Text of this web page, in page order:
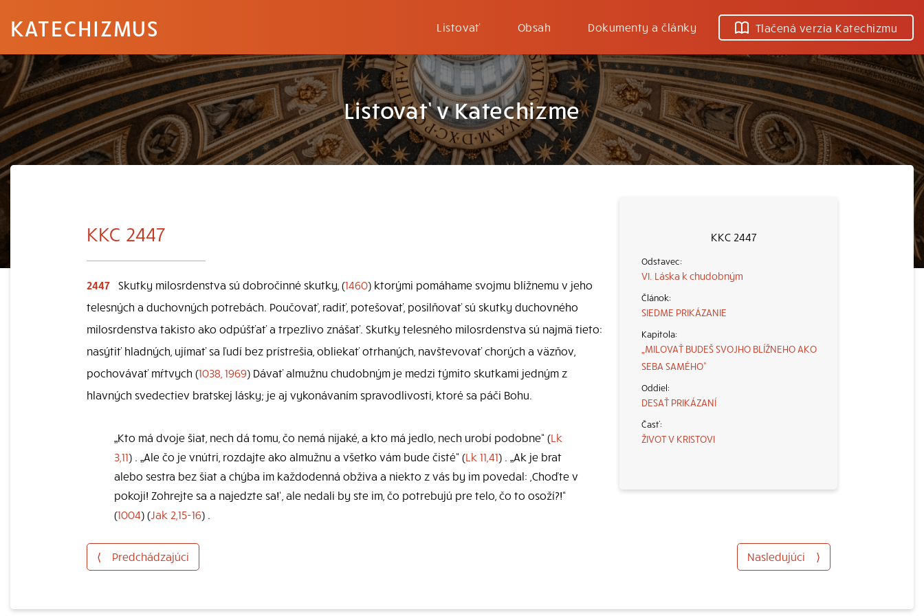
KATECHIZMUS Listovať Obsah Dokumenty a články Tlačená verzia Katechizmu
Listovať v Katechizme
KKC 2447
VI. Láska k chudobným
SIEDME PRIKÁZANIE
„MILOVAŤ BUDEŠ SVOJHO BLÍŽNEHO AKO
SEBA SAMÉHO“
DESAŤ PRIKÁZANÍ
ŽIVOT V KRISTOVI
KKC 2447
2447 Skutky milosrdenstva sú dobročinné skutky, (1460) ktorými pomáhame svojmu blížnemu v jeho
telesných a duchovných potrebách. Poučovať, radiť, potešovať, posilňovať sú skutky duchovného
milosrdenstva takisto ako odpúšťať a trpezlivo znášať. Skutky telesného milosrdenstva sú najmä tieto:
nasýtiť hladných, ujímať sa ľudí bez prístrešia, obliekať otrhaných, navštevovať chorých a väzňov,
pochovávať mŕtvych (1038, 1969) Dávať almužnu chudobným je medzi týmito skutkami jedným z
hlavných svedectiev bratskej lásky; je aj vykonávaním spravodlivosti, ktoré sa páči Bohu.
„Kto má dvoje šiat, nech dá tomu, čo nemá nijaké, a kto má jedlo, nech urobí podobne“ (Lk
3,11) . „Ale čo je vnútri, rozdajte ako almužnu a všetko vám bude čisté“ (Lk 11,41) . „Ak je brat
alebo sestra bez šiat a chýba im každodenná obživa a niekto z vás by im povedal: ,Choďte v
pokoji! Zohrejte sa a najedzte sa!‘, ale nedali by ste im, čo potrebujú pre telo, čo to osoží?!“
(1004) (Jak 2,15-16) .
⟨ Predchádzajúci Nasledujúci ⟩